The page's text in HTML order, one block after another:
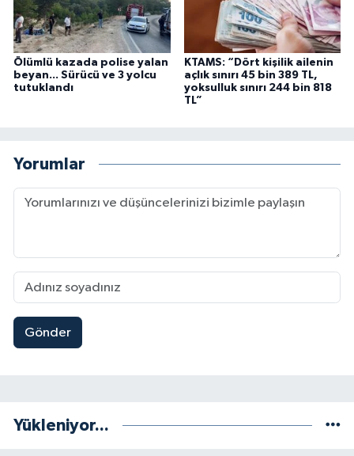
Ölümlü kazada polise yalan
beyan... Sürücü ve 3 yolcu
tutuklandı
KTAMS: “Dört kişilik ailenin
açlık sınırı 45 bin 389 TL,
yoksulluk sınırı 244 bin 818
TL”
Yorumlar
Gönder
Yükleniyor...